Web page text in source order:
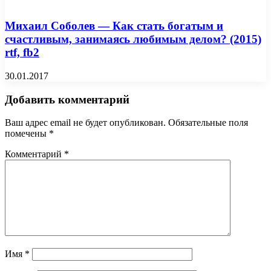
Михаил Соболев — Как стать богатым и
счастливым, занимаясь любимым делом? (2015)
rtf, fb2
30.01.2017
Добавить комментарий
Ваш адрес email не будет опубликован. Обязательные поля
помечены *
Комментарий *
Имя *